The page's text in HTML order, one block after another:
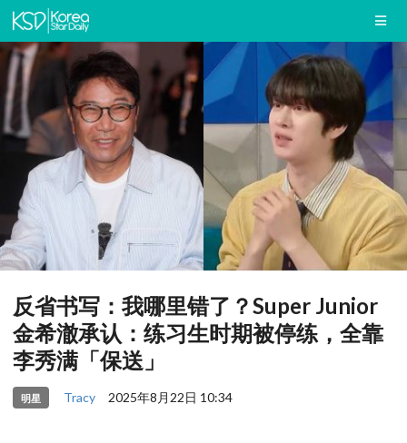
反省书写：我哪里错了？Super Junior
金希澈承认：练习生时期被停练，全靠
李秀满「保送」
明星 Tracy 2025年8月22日 10:34